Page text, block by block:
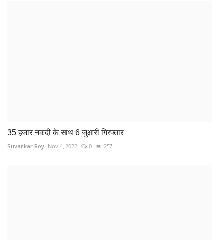
35 हजार नकदी के साथ 6 जुआरी गिरफ्तार
Suvankar Roy Nov 4, 2022 0 257